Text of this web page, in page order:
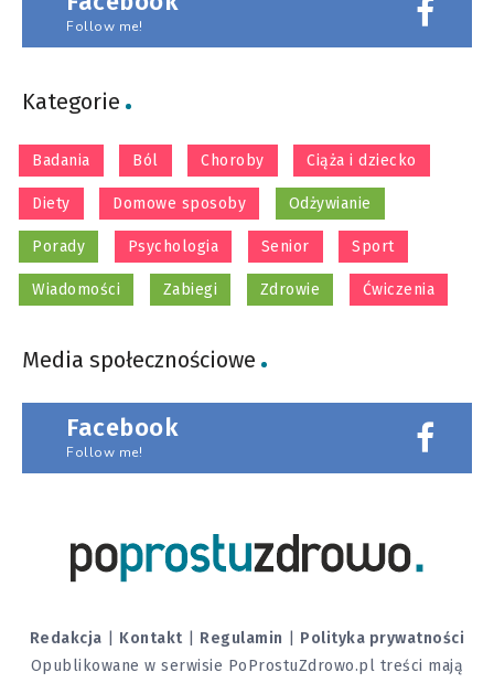
Follow me!
Kategorie
Badania Ból Choroby Ciąża i dziecko
Diety Domowe sposoby Odżywianie
Porady Psychologia Senior Sport
Wiadomości Zabiegi Zdrowie Ćwiczenia
Media społecznościowe
Facebook
Follow me!
Redakcja Kontakt Regulamin
Polityka prywatności
Opublikowane w serwisie PoProstuZdrowo.pl treści mają